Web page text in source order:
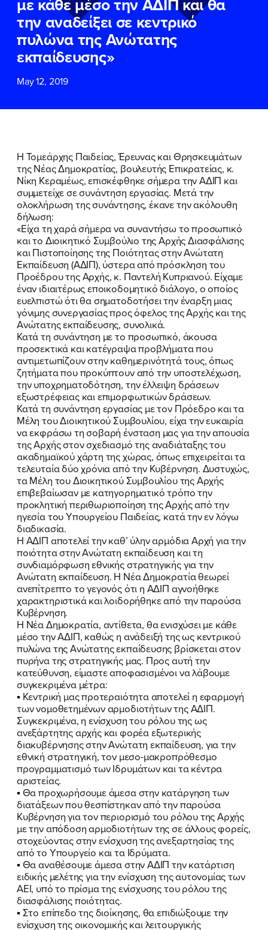
ΠΟΙΑ ΕΙΜΑΙ
ΕΡΓΟ
ΕΚΔΗΛΩΣΕΙΣ
ΝΕΑ
ΕΛΑ ΚΙ ΕΣΥ
FB IN TW YT LN VB TIKTOK
την αναδείξει σε κεντρικό
πυλώνα της Ανώτατης
εκπαίδευσης»
May 12, 2019
Η Τομεάρχης Παιδείας, Έρευνας και Θρησκευμάτων
της Νέας Δημοκρατίας, βουλευτής Επικρατείας, κ.
Νίκη Κεραμέως, επισκέφθηκε σήμερα την ΑΔΙΠ και
συμμετείχε σε συνάντηση εργασίας. Μετά την
ολοκλήρωση της συνάντησης, έκανε την ακόλουθη
δήλωση:
«Είχα τη χαρά σήμερα να συναντήσω το προσωπικό
και το Διοικητικό Συμβούλιο της Αρχής Διασφάλισης
και Πιστοποίησης της Ποιότητας στην Ανώτατη
Εκπαίδευση (ΑΔΙΠ), ύστερα από πρόσκληση του
Προέδρου της Αρχής, κ. Παντελή Κυπριανού. Είχαμε
έναν ιδιαιτέρως εποικοδομητικό διάλογο, ο οποίος
ευελπιστώ ότι θα σηματοδοτήσει την έναρξη μιας
γόνιμης συνεργασίας προς όφελος της Αρχής και της
Ανώτατης εκπαίδευσης, συνολικά.
Κατά τη συνάντηση με το προσωπικό, άκουσα
προσεκτικά και κατέγραψα προβλήματα που
αντιμετωπίζουν στην καθημερινότητά τους, όπως
ζητήματα που προκύπτουν από την υποστελέχωση,
την υποχρηματοδότηση, την έλλειψη δράσεων
εξωστρέφειας και επιμορφωτικών δράσεων.
Κατά τη συνάντηση εργασίας με τον Πρόεδρο και τα
Μέλη του Διοικητικού Συμβουλίου, είχα την ευκαιρία
να εκφράσω τη σοβαρή ένσταση μας για την απουσία
της Αρχής στον σχεδιασμό της αναδιάταξης του
ακαδημαϊκού χάρτη της χώρας, όπως επιχειρείται τα
τελευταία δύο χρόνια από την Κυβέρνηση. Δυστυχώς,
τα Μέλη του Διοικητικού Συμβουλίου της Αρχής
επιβεβαίωσαν με κατηγορηματικό τρόπο την
προκλητική περιθωριοποίηση της Αρχής από την
ηγεσία του Υπουργείου Παιδείας, κατά την εν λόγω
διαδικασία.
Η ΑΔΙΠ αποτελεί την καθ’ ύλην αρμόδια Αρχή για την
ποιότητα στην Ανώτατη εκπαίδευση και τη
συνδιαμόρφωση εθνικής στρατηγικής για την
Ανώτατη εκπαίδευση. Η Νέα Δημοκρατία θεωρεί
ανεπίτρεπτο το γεγονός ότι η ΑΔΙΠ αγνοήθηκε
χαρακτηριστικά και λοιδορήθηκε από την παρούσα
Κυβέρνηση.
Η Νέα Δημοκρατία, αντίθετα, θα ενισχύσει με κάθε
μέσο την ΑΔΙΠ, καθώς η ανάδειξή της ως κεντρικού
πυλώνα της Ανώτατης εκπαίδευσης βρίσκεται στον
πυρήνα της στρατηγικής μας. Προς αυτή την
κατεύθυνση, είμαστε αποφασισμένοι να λάβουμε
συγκεκριμένα μέτρα:
▪ Κεντρική μας προτεραιότητα αποτελεί η εφαρμογή
των νομοθετημένων αρμοδιοτήτων της ΑΔΙΠ.
Συγκεκριμένα, η ενίσχυση του ρόλου της ως
ανεξάρτητης αρχής και φορέα εξωτερικής
διακυβέρνησης στην Ανώτατη εκπαίδευση, για την
εθνική στρατηγική, τον μεσο-μακροπρόθεσμο
προγραμματισμό των Ιδρυμάτων και τα κέντρα
αριστείας.
▪ Θα προχωρήσουμε άμεσα στην κατάργηση των
διατάξεων που θεσπίστηκαν από την παρούσα
Κυβέρνηση για τον περιορισμό του ρόλου της Αρχής
με την απόδοση αρμοδιοτήτων της σε άλλους φορείς,
στοχεύοντας στην ενίσχυση της ανεξαρτησίας της
από το Υπουργείο και τα Ιδρύματα.
▪ Θα αναθέσουμε άμεσα στην ΑΔΙΠ την κατάρτιση
ειδικής μελέτης για την ενίσχυση της αυτονομίας των
ΑΕΙ, υπό το πρίσμα της ενίσχυσης του ρόλου της
διασφάλισης ποιότητας.
▪ Στο επίπεδο της διοίκησης, θα επιδιώξουμε την
ενίσχυση της οικονομικής και λειτουργικής
ΕΠΙΘΕΤΟ*
ΤΗΛΕΦΩΝΟ*
Δεδομένων
Χρήσηςτου δικτυακού τόπου του
Πολιτικού Γραφείου της Βουλευτού
Νίκης Κεραμέως
ΥΠΟΒΟΛΗ
ΕΠΙΘΕΤΟ*
ΤΗΛΕΦΩΝΟ
Δεδομένων
Χρήσηςτου δικτυακού τόπου του
Πολιτικού Γραφείου της Βουλευτού
Νίκης Κεραμέως
ΥΠΟΒΟΛΗ